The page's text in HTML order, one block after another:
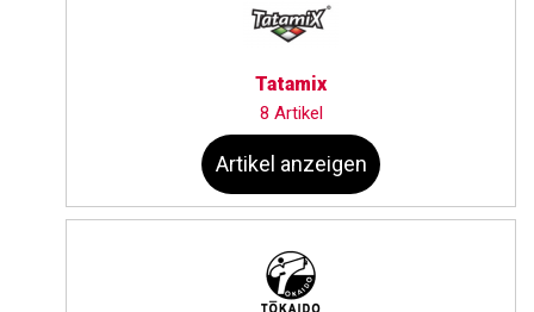
Tatamix
8 Artikel
Artikel anzeigen